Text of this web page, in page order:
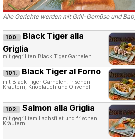
Alle Gerichte werden mit Grill-Gemüse und
100. Black Tiger alla
Griglia
mit gegrillten Black Tiger Garnelen
101. Black Tiger al Forno
mit Black Tiger Garnelen, frischen
Kräutern, Knoblauch und Olivenöl
102. Salmon alla Griglia
mit gegrilltem Lachsfilet und frischen
Kräutern